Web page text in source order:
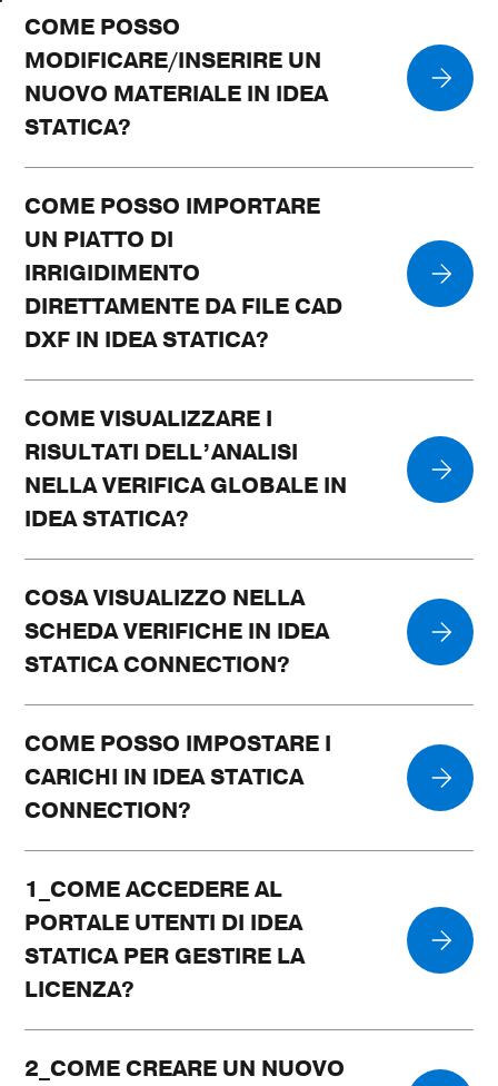
COME POSSO
MODIFICARE/INSERIRE UN
NUOVO MATERIALE IN IDEA
STATICA?
COME POSSO IMPORTARE
UN PIATTO DI
IRRIGIDIMENTO
DIRETTAMENTE DA FILE CAD
DXF IN IDEA STATICA?
COME VISUALIZZARE I
RISULTATI DELL’ANALISI
NELLA VERIFICA GLOBALE IN
IDEA STATICA?
COSA VISUALIZZO NELLA
SCHEDA VERIFICHE IN IDEA
STATICA CONNECTION?
COME POSSO IMPOSTARE I
CARICHI IN IDEA STATICA
CONNECTION?
1_COME ACCEDERE AL
PORTALE UTENTI DI IDEA
STATICA PER GESTIRE LA
LICENZA?
2_COME CREARE UN NUOVO